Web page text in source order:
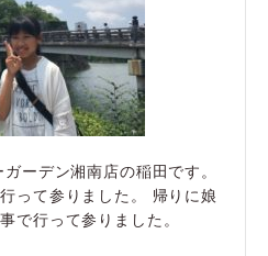
ーデン湘南店の稲田です。
って参りました。 帰りに娘
事で行って参りました。